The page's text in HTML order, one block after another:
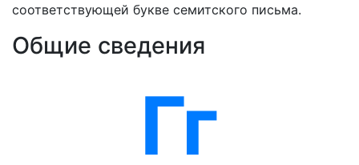
соответствующей букве семитского письма.
Общие сведения
Гг